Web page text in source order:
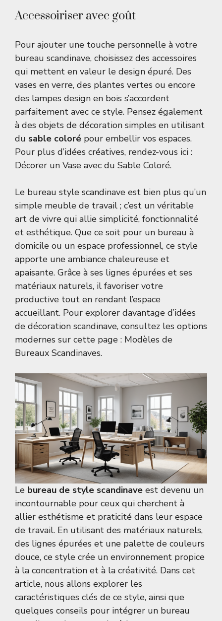
Accessoiriser avec goût
Pour ajouter une touche personnelle à votre
bureau scandinave, choisissez des accessoires
qui mettent en valeur le design épuré. Des
vases en verre, des plantes vertes ou encore
des lampes design en bois s’accordent
parfaitement avec ce style. Pensez également
à des objets de décoration simples en utilisant
du sable coloré pour embellir vos espaces.
Pour plus d’idées créatives, rendez-vous ici :
Décorer un Vase avec du Sable Coloré.
Le bureau style scandinave est bien plus qu’un
simple meuble de travail ; c’est un véritable
art de vivre qui allie simplicité, fonctionnalité
et esthétique. Que ce soit pour un bureau à
domicile ou un espace professionnel, ce style
apporte une ambiance chaleureuse et
apaisante. Grâce à ses lignes épurées et ses
matériaux naturels, il favoriser votre
productive tout en rendant l’espace
accueillant. Pour explorer davantage d’idées
de décoration scandinave, consultez les options
modernes sur cette page : Modèles de
Bureaux Scandinaves.
Le bureau de style scandinave est devenu un
incontournable pour ceux qui cherchent à
allier esthétisme et praticité dans leur espace
de travail. En utilisant des matériaux naturels,
des lignes épurées et une palette de couleurs
douce, ce style crée un environnement propice
à la concentration et à la créativité. Dans cet
article, nous allons explorer les
caractéristiques clés de ce style, ainsi que
quelques conseils pour intégrer un bureau